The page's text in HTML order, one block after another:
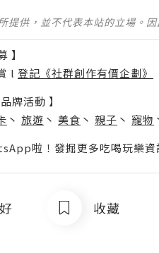
提供，並不代表本站的立場。
】
l 登記《社群創作有價企劃》
牌活動 】
丶 旅遊 丶 美食 丶 親子 丶 寵物
啦！發掘更多吃喝玩樂資
收藏